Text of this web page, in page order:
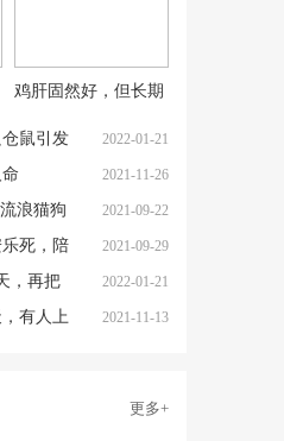
鸡肝固然好，但长期
喂猫咪吃肝脏会怎
鼠引发
2022-01-21
后
2021-11-26
浪猫狗
2021-09-22
死，陪
2021-09-29
，再把
2022-01-21
有人上
2021-11-13
更多+